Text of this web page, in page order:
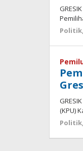
Politik,
(KPU)
Politik,